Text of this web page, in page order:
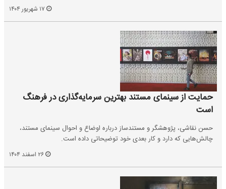
حمایت از سینمای مستند بهترین سرمایه‌گذاری در فرهنگ
است
حسن نقاشی، پژوهشگر و مستندساز درباره اوضاع و احوال سینمای مستند،
چالش‌هایی که دارد و کار بعدی خود توضیحاتی داده است.